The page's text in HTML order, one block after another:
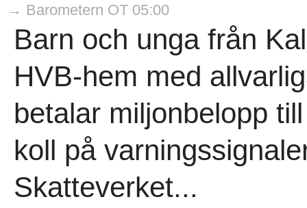
→ Barometern OT 05:00
Barn och unga från
HVB-hem med
betalar miljonbelopp
koll på
Skatteverket...